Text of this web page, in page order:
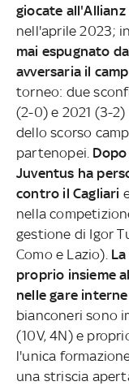
giocate
nell'aprile 2023;
mai espugnato
avversaria il
torneo: due
(2-0) e 2021 (3-
dello scorso
partenopei.
Juventus ha
contro il Cagliari
nella
gestione di Igor
Como e Lazio).
proprio insieme
nelle gare interne
bianconeri sono
(10V, 4N) e
l'unica
una striscia